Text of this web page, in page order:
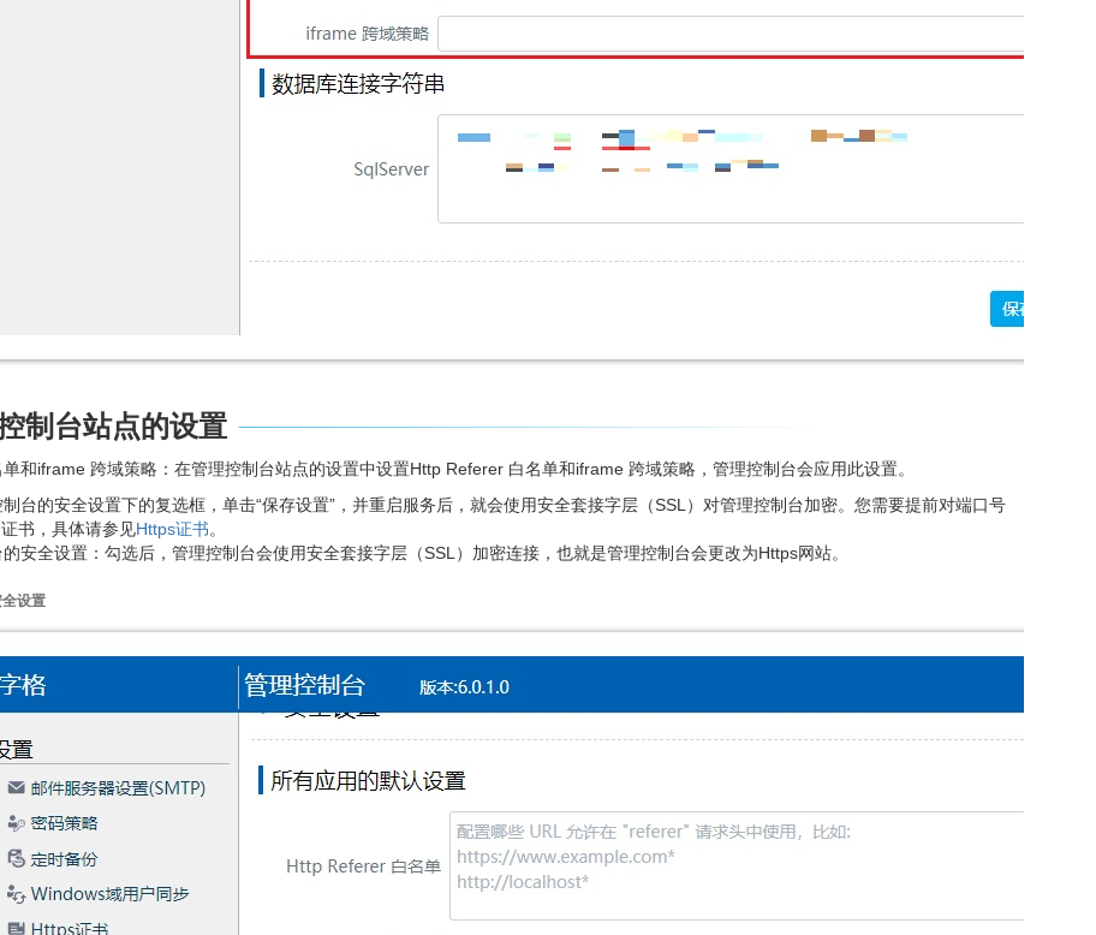
制台站点的设置
和iframe 跨域策略：在管理控制台站点的设置中设置Http Referer 白名单和iframe 跨域策略，管理控制台会应用此设置。
台的安全设置下的复选框，单击“保存设置”，并重启服务后，就会使用安全套接字层（SSL）对管理控制台加密。您需要提前对端口号
书，具体请参见Https证书。
安全设置：勾选后，管理控制台会使用安全套接字层（SSL）加密连接，也就是管理控制台会更改为Https网站。
设置